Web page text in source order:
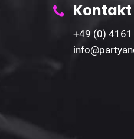
Kontakt
+49 (0)